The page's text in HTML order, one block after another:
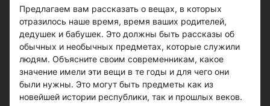
Предлагаем вам рассказать о вещах, в которых
отразилось наше время, время ваших родителей,
дедушек и бабушек. Это должны быть рассказы об
обычных и необычных предметах, которые служили
людям. Объясните своим современникам, какое
значение имели эти вещи в те годы и для чего они
были нужны. Это могут быть предметы как из
новейшей истории республики, так и прошлых веков.